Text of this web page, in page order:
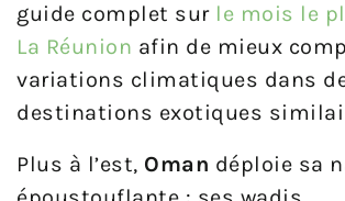
guide complet sur le mois le
La Réunion afin de mieux
variations climatiques dans
destinations exotiques
Plus à l’est, Oman déploie sa